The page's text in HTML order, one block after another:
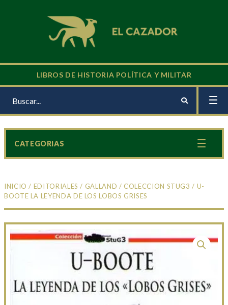
LIBROS DE HISTORIA POLÍTICA Y MILITAR
INICIO / EDITORIALES / GALLAND /COLECCION STUG3 / U-
BOOTE LA LEYENDA DE LOS LOBOS GRISES
CATEGORIAS